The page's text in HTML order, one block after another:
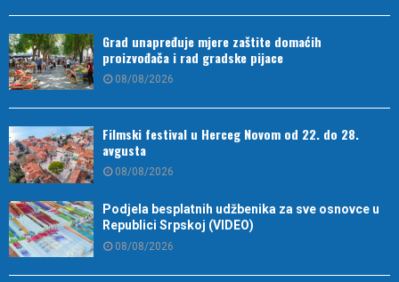
Grad unapređuje mjere zaštite domaćih
proizvođača i rad gradske pijace
08/08/2026
Filmski festival u Herceg Novom od 22. do 28.
avgusta
08/08/2026
Podjela besplatnih udžbenika za sve osnovce u
Republici Srpskoj (VIDEO)
08/08/2026